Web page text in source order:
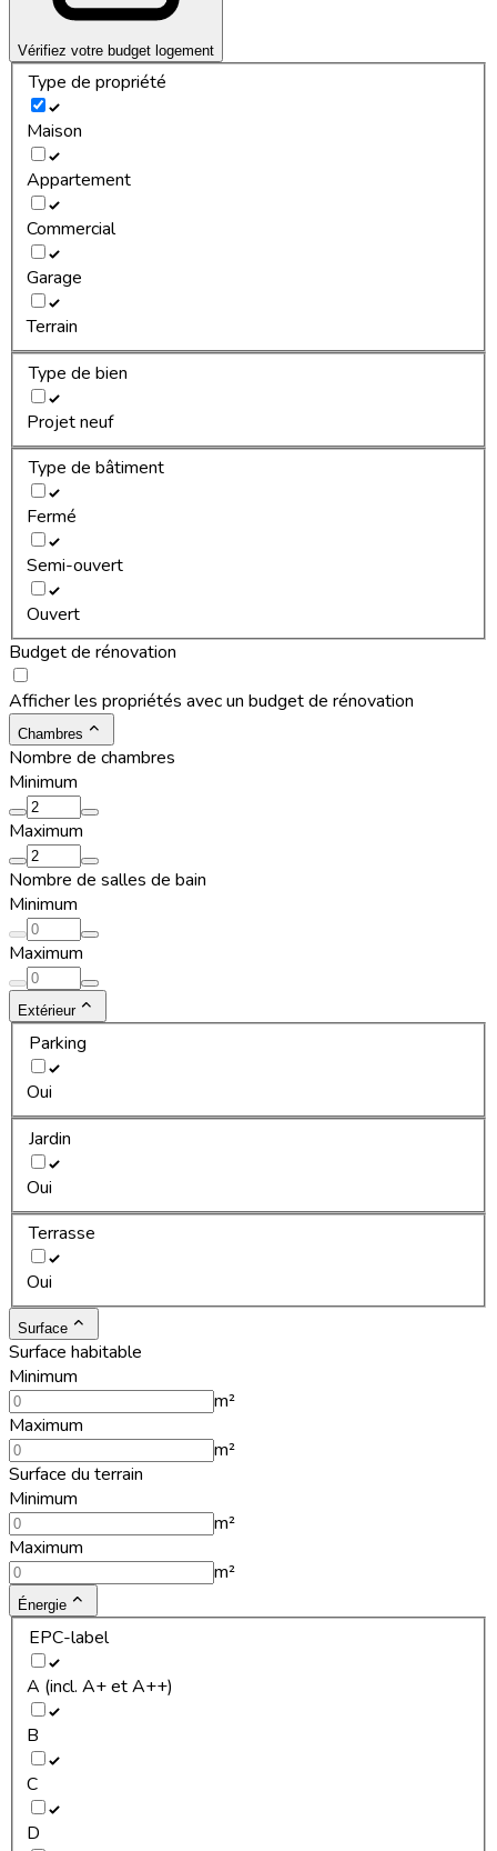
Vérifiez votre budget logement
Type de propriété
Maison
Appartement
Commercial
Garage
Terrain
Type de bien
Projet neuf
Type de bâtiment
Fermé
Semi-ouvert
Ouvert
Budget de rénovation
Afficher les propriétés avec un budget de rénovation
Chambres
Nombre de chambres
Minimum
Maximum
Nombre de salles de bain
Minimum
Maximum
Extérieur
Parking
Oui
Jardin
Oui
Terrasse
Oui
Surface
Surface habitable
Minimum
m²
Maximum
m²
Surface du terrain
Minimum
m²
Maximum
m²
Énergie
EPC-label
A (incl. A+ et A++)
B
C
D